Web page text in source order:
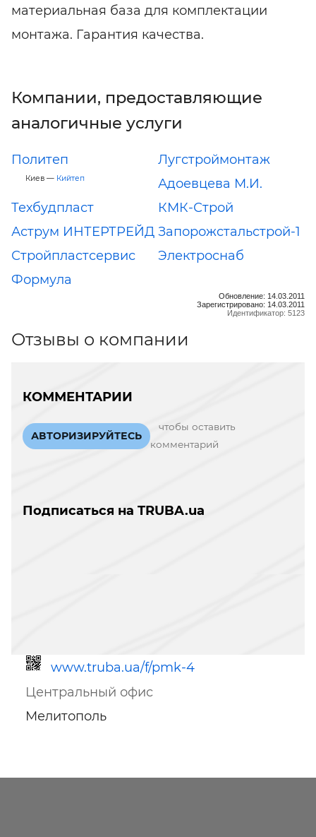
материальная база для комплектации
монтажа. Гарантия качества.
Компании, предоставляющие
аналогичные услуги
Политеп
Киев — Кийтеп
Лугстроймонтаж
Адоевцева М.И.
Техбудпласт
КМК-Строй
Аструм ИНТЕРТРЕЙД Запорожстальстрой-1
Стройпластсервис
Электроснаб
Формула
Обновление: 14.03.2011
Зарегистрировано: 14.03.2011
Идентификатор: 5123
Отзывы о компании
КОММЕНТАРИИ
АВТОРИЗИРУЙТЕСЬ
чтобы оставить
комментарий
Подписаться на TRUBA.ua
www.truba.ua/f/pmk-4
Центральный офис
Мелитополь